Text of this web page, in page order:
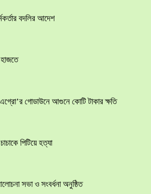
বদলির আদেশ
গোডাউনে আগুনে কোটি টাকার ক্ষতি
পিটিয়ে হত্যা
সভা ও সংবর্ধনা অনুষ্ঠিত